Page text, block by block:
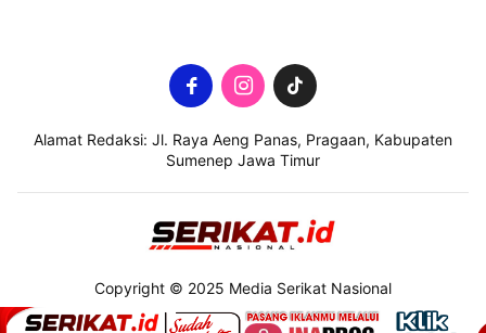
Alamat Redaksi: Jl. Raya Aeng Panas, Pragaan, Kabupaten
Sumenep Jawa Timur
Copyright © 2025 Media Serikat Nasional